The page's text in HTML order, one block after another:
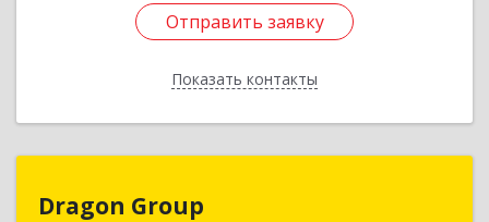
Отправить заявку
Показать контакты
Отправить заявку
Назад
Dragon Group